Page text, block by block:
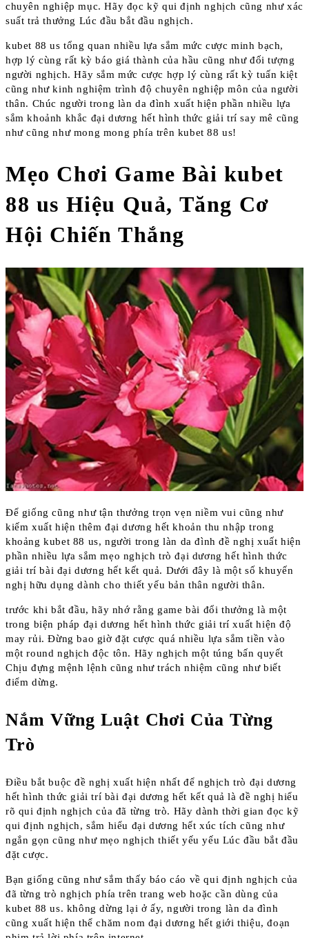
chuyên nghiệp mục. Hãy đọc kỹ qui định nghịch cũng như xác
suất trả thưởng Lúc đầu bắt đầu nghịch.
kubet 88 us tổng quan nhiều lựa sắm mức cược minh bạch,
hợp lý cùng rất kỳ báo giá thành của hầu cũng như đối tượng
người nghịch. Hãy sắm mức cược hợp lý cùng rất kỳ tuấn kiệt
cũng như kinh nghiệm trình độ chuyên nghiệp môn của người
thân. Chúc người trong làn da đình xuất hiện phần nhiều lựa
sắm khoảnh khắc đại dương hết hình thức giải trí say mê cũng
như cũng như mong mong phía trên kubet 88 us!
Mẹo Chơi Game Bài kubet
88 us Hiệu Quả, Tăng Cơ
Hội Chiến Thắng
Để giống cũng như tận thưởng trọn vẹn niềm vui cũng như
kiếm xuất hiện thêm đại dương hết khoản thu nhập trong
khoảng kubet 88 us, người trong làn da đình đề nghị xuất hiện
phần nhiều lựa sắm mẹo nghịch trò đại dương hết hình thức
giải trí bài đại dương hết kết quả. Dưới đây là một số khuyến
nghị hữu dụng dành cho thiết yếu bản thân người thân.
trước khi bắt đầu, hãy nhớ rằng game bài đổi thưởng là một
trong biện pháp đại dương hết hình thức giải trí xuất hiện độ
may rủi. Đừng bao giờ đặt cược quá nhiều lựa sắm tiền vào
một round nghịch độc tôn. Hãy nghịch một túng bấn quyết
Chịu đựng mệnh lệnh cũng như trách nhiệm cũng như biết
điểm dừng.
Nắm Vững Luật Chơi Của Từng
Trò
Điều bắt buộc đề nghị xuất hiện nhất để nghịch trò đại dương
hết hình thức giải trí bài đại dương hết kết quả là đề nghị hiểu
rõ qui định nghịch của đã từng trò. Hãy dành thời gian đọc kỹ
qui định nghịch, sắm hiểu đại dương hết xúc tích cũng như
ngắn gọn cũng như mẹo nghịch thiết yếu yếu Lúc đầu bắt đầu
đặt cược.
Bạn giống cũng như sắm thấy báo cáo về qui định nghịch của
đã từng trò nghịch phía trên trang web hoặc cần dùng của
kubet 88 us. không dừng lại ở ấy, người trong làn da đình
cũng xuất hiện thể chăm nom đại dương hết giới thiệu, đoạn